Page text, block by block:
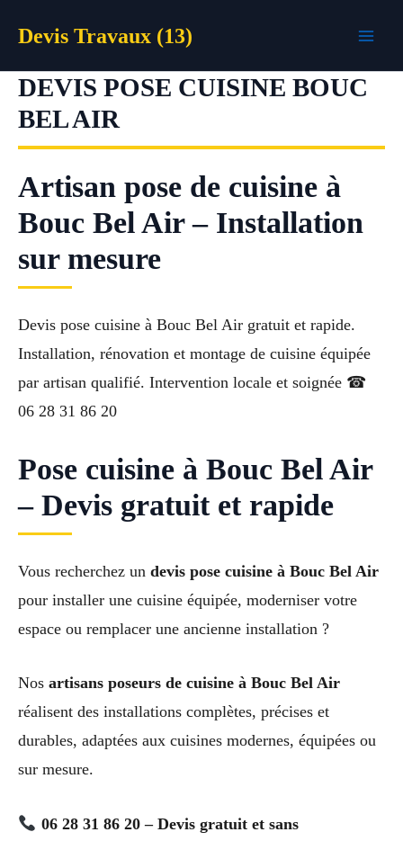
Devis Travaux (13)
DEVIS POSE CUISINE BOUC
BEL AIR
Artisan pose de cuisine à
Bouc Bel Air – Installation
sur mesure
Devis pose cuisine à Bouc Bel Air gratuit et rapide.
Installation, rénovation et montage de cuisine équipée
par artisan qualifié. Intervention locale et soignée ☎
06 28 31 86 20
Pose cuisine à Bouc Bel Air
– Devis gratuit et rapide
Vous recherchez un devis pose cuisine à Bouc Bel Air
pour installer une cuisine équipée, moderniser votre
espace ou remplacer une ancienne installation ?
Nos artisans poseurs de cuisine à Bouc Bel Air
réalisent des installations complètes, précises et
durables, adaptées aux cuisines modernes, équipées ou
sur mesure.
06 28 31 86 20 – Devis gratuit et sans